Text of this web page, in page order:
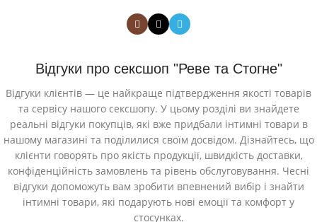
Відгуки про сексшоп "Реве та Стогне"
Відгуки клієнтів — це найкраще підтвердження якості товарів
та сервісу нашого сексшопу. У цьому розділі ви знайдете
реальні відгуки покупців, які вже придбали інтимні товари в
нашому магазині та поділилися своїм досвідом. Дізнайтесь, що
клієнти говорять про якість продукції, швидкість доставки,
конфіденційність замовлень та рівень обслуговування. Чесні
відгуки допоможуть вам зробити впевнений вибір і знайти
інтимні товари, які подарують нові емоції та комфорт у
стосунках.